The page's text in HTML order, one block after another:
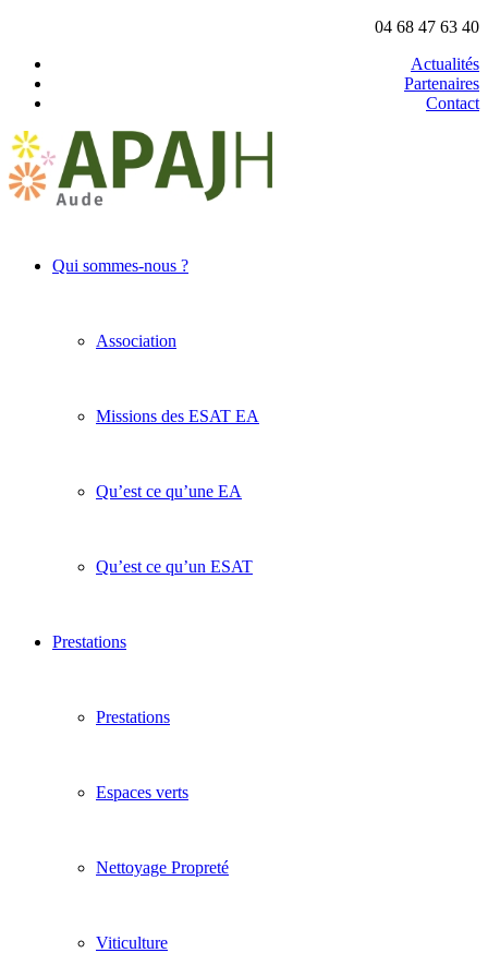
04 68 47 63 40
Actualités
Partenaires
Contact
Qui sommes-nous ?
Association
Missions des ESAT EA
Qu’est ce qu’une EA
Qu’est ce qu’un ESAT
Prestations
Prestations
Espaces verts
Nettoyage Propreté
Viticulture